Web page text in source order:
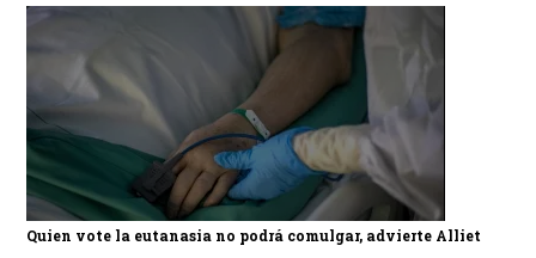
Quien vote la eutanasia no podrá comulgar, advierte Alliet